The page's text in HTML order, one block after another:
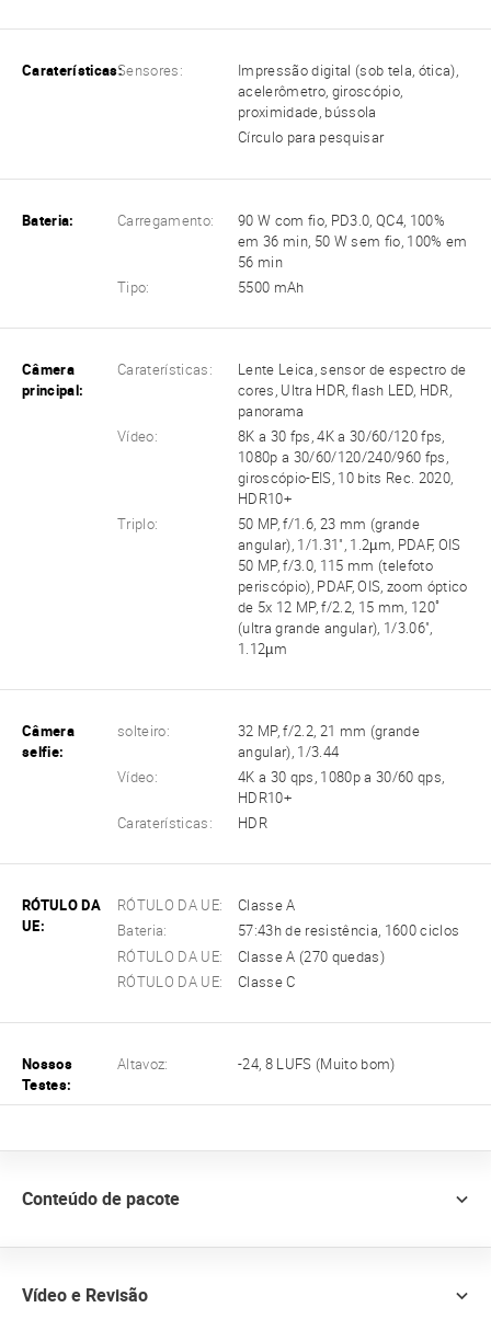
Caraterísticas:Sensores:
Impressão digital (sob tela, ótica),
acelerômetro, giroscópio,
proximidade, bússola
Círculo para pesquisar
Bateria: Carregamento:
90 W com fio, PD3.0, QC4, 100%
em 36 min, 50 W sem fio, 100% em
56 min
Tipo:
5500 mAh
Câmera
principal:
Caraterísticas:
Lente Leica, sensor de espectro de
cores, Ultra HDR, flash LED, HDR,
panorama
Vídeo:
8K a 30 fps, 4K a 30/60/120 fps,
1080p a 30/60/120/240/960 fps,
giroscópio-EIS, 10 bits Rec. 2020,
HDR10+
Triplo:
50 MP, f/1.6, 23 mm (grande
angular), 1/1.31", 1.2µm, PDAF, OIS
50 MP, f/3.0, 115 mm (telefoto
periscópio), PDAF, OIS, zoom óptico
de 5x 12 MP, f/2.2, 15 mm, 120˚
(ultra grande angular), 1/3.06",
1.12µm
Câmera
selfie:
solteiro:
32 MP, f/2.2, 21 mm (grande
angular), 1/3.44
Vídeo:
4K a 30 qps, 1080p a 30/60 qps,
HDR10+
Caraterísticas:
HDR
RÓTULO DA
UE:
RÓTULO DA UE:
Classe A
Bateria:
57:43h de resistência, 1600 ciclos
RÓTULO DA UE:
Classe A (270 quedas)
RÓTULO DA UE:
Classe C
Nossos
Testes:
Altavoz: -24, 8 LUFS (Muito bom)
Conteúdo de pacote
Vídeo e Revisão